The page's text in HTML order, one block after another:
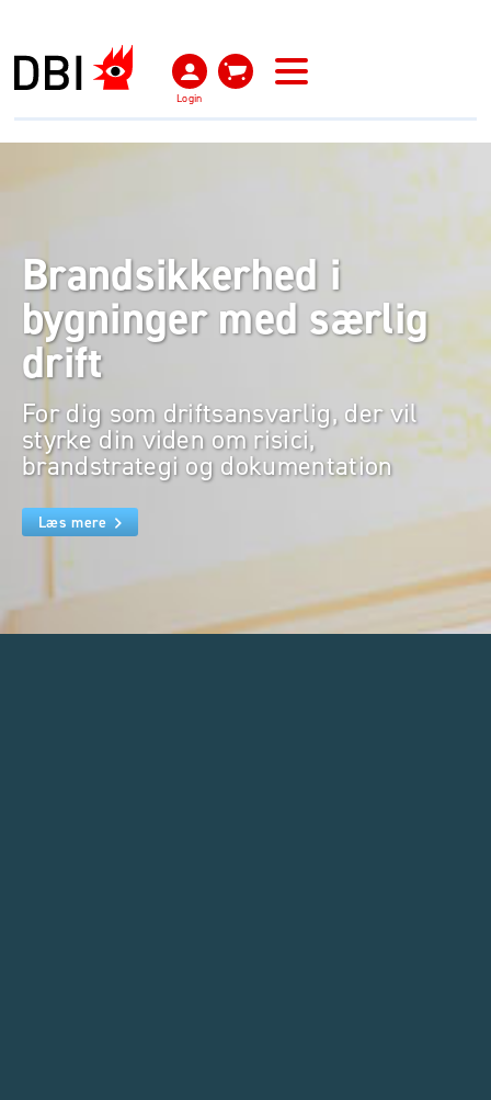
Login
Brandsikkerhed i
bygninger med særlig
drift
For dig som driftsansvarlig, der vil
styrke din viden om risici,
brandstrategi og dokumentation
Læs mere